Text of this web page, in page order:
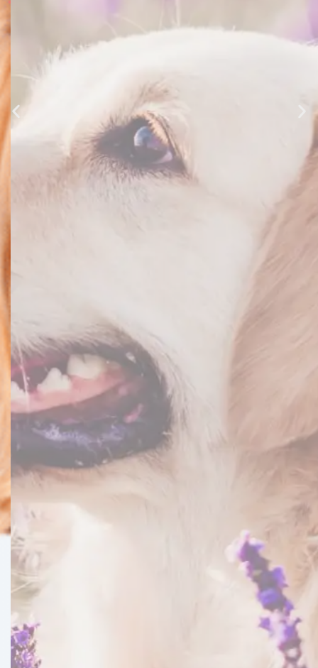
Ofertas
Echa un vistazo a nuestras ultimas ofertas
Ver ofertas